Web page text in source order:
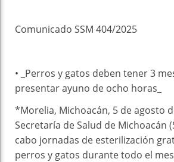
Comunicado SSM 404/2025
• _Perros y gatos deben tener 3
presentar ayuno de ocho horas_
*Morelia, Michoacán, 5 de agosto
Secretaría de Salud de Michoacán
cabo jornadas de esterilización
perros y gatos durante todo el